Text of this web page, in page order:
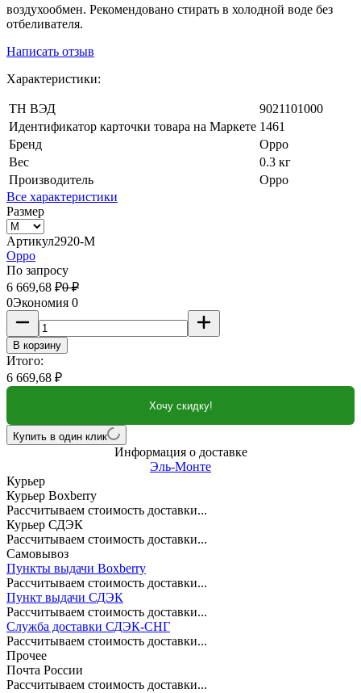
воздухообмен. Рекомендовано стирать в холодной воде без
отбеливателя.
Написать отзыв
Характеристики:
ТН ВЭД
9021101000
Идентификатор карточки товара на Маркете 1461
Бренд
Oppo
Вес
0.3 кг
Производитель
Oppo
Все характеристики
Размер
Артикул2920-M
Oppo
По запросу
6 669,68 ₽0 ₽
0Экономия 0
В корзину
Итого:
6 669,68 ₽
Хочу скидку!
Купить в один клик
Информация о доставке
Эль-Монте
Курьер
Курьер Boxberry
Рассчитываем стоимость доставки...
Курьер СДЭК
Рассчитываем стоимость доставки...
Самовывоз
Пункты выдачи Boxberry
Рассчитываем стоимость доставки...
Пункт выдачи СДЭК
Рассчитываем стоимость доставки...
Служба доставки СДЭК-СНГ
Рассчитываем стоимость доставки...
Прочее
Почта России
Рассчитываем стоимость доставки...